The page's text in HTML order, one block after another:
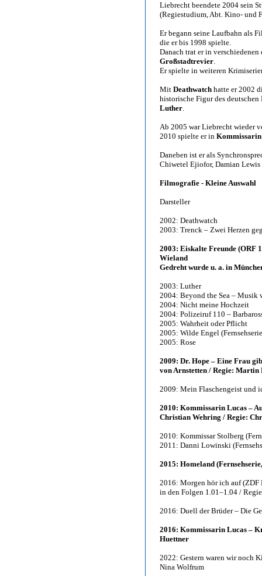
Liebrecht beendete 2004 sein
(Regiestudium, Abt. Kino- und
Er begann seine Laufbahn als
die er bis 1998 spielte.
Danach trat er in
Großstadtrevier.
Er spielte in weiteren
Mit Deathwatch hatte er 2002
historische Figur des
Luther.
Ab 2005 war Liebrecht wieder
2010 spielte er in
Daneben ist er als
Chiwetel Ejiofor, Damian
Filmografie - Kleine Auswahl
Darsteller
2002: Deathwatch
2003: Trenck – Zwei Herzen
2003: Eiskalte Freunde (ORF
Wieland
Gedreht wurde u. a. in
2003: Luther
2004: Beyond the Sea – Musik
2004: Nicht meine Hochzeit
2004: Polizeiruf 110 –
2005: Wahrheit oder Pflicht
2005: Wilde Engel
2005: Rose
2009: Dr. Hope – Eine Frau
von Arnstetten / Regie: Martin
2009: Mein Flaschengeist und
2010: Kommissarin Lucas –
Christian Wehring / Regie:
2010: Kommissar Stolberg
2011: Danni Lowinski
2015: Homeland
2016: Morgen hör ich auf (ZDF
in den Folgen 1.01–1.04 /
2016: Duell der Brüder – Die
2016: Kommissarin Lucas –
Huettner
2022: Gestern waren wir noch
Nina Wolfrum